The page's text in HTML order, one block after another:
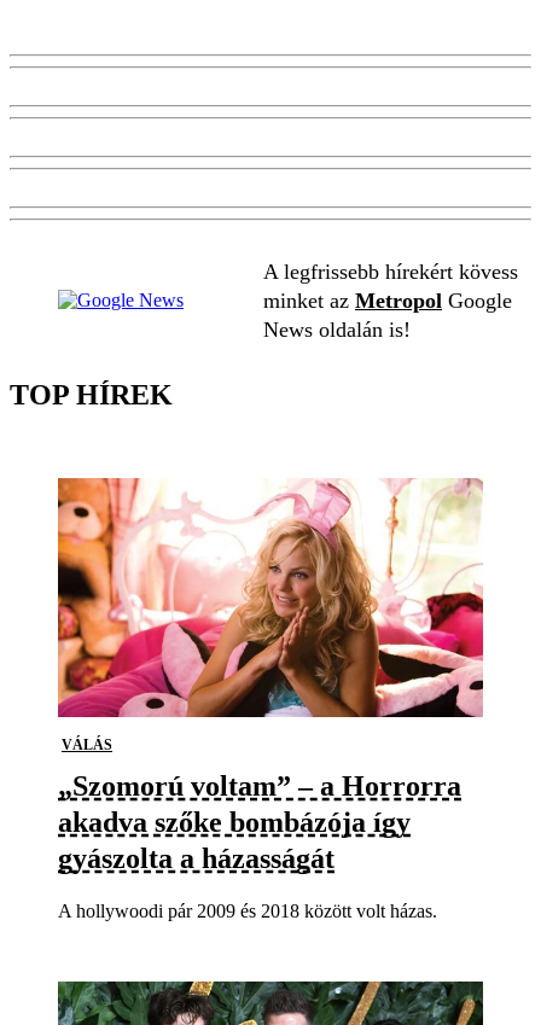
A legfrissebb hírekért kövess
minket az Metropol Google
News oldalán is!
TOP HÍREK
VÁLÁS
„Szomorú voltam” – a Horrorra
akadva szőke bombázója így
gyászolta a házasságát
A hollywoodi pár 2009 és 2018 között volt házas.